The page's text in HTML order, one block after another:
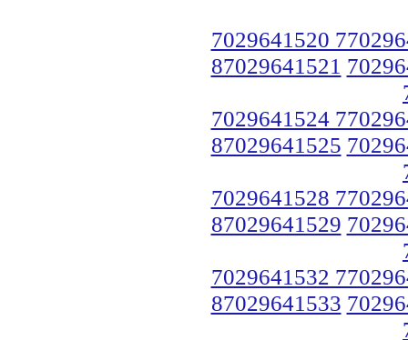
7029641520
87029641521
7029641524
87029641525
7029641528
87029641529
7029641532
87029641533